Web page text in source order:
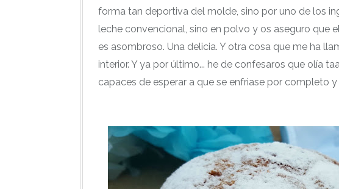
forma tan deportiva del molde, sino por uno de los
leche convencional, sino en polvo y os aseguro que
es asombroso. Una delicia. Y otra cosa que me ha
interior. Y ya por último... he de confesaros que olía
capaces de esperar a que se enfriase por completo